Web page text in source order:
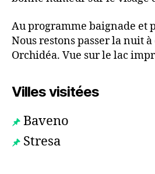
Au programme baignade et
Nous restons passer la nuit
Orchidéa. Vue sur le lac
Villes visitées
Baveno
Stresa